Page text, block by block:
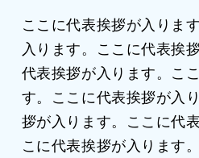
ここに代表挨拶が入りま
入ります。ここに代表挨
代表挨拶が入ります。こ
す。ここに代表挨拶が入
拶が入ります。ここに代
こに代表挨拶が入ります。